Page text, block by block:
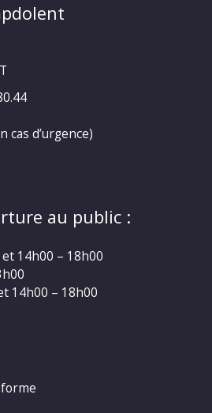
cas d’urgence)
au public :
14h00 – 18h00
14h00 – 18h00